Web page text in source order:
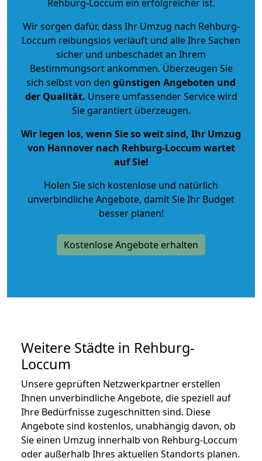
Rehburg-Loccum ein erfolgreicher ist.
Wir sorgen dafür, dass Ihr Umzug nach Rehburg-
Loccum reibungslos verläuft und alle Ihre Sachen
sicher und unbeschadet an Ihrem
Bestimmungsort ankommen. Überzeugen Sie
sich selbst von den günstigen Angeboten und
der Qualität. Unsere umfassender Service wird
Sie garantiert überzeugen.
Wir legen los, wenn Sie so weit sind, Ihr Umzug
von Hannover nach Rehburg-Loccum wartet
auf Sie!
Holen Sie sich kostenlose und natürlich
unverbindliche Angebote, damit Sie Ihr Budget
besser planen!
Kostenlose Angebote erhalten
Weitere Städte in Rehburg-
Loccum
Unsere geprüften Netzwerkpartner erstellen
Ihnen unverbindliche Angebote, die speziell auf
Ihre Bedürfnisse zugeschnitten sind. Diese
Angebote sind kostenlos, unabhängig davon, ob
Sie einen Umzug innerhalb von Rehburg-Loccum
oder außerhalb Ihres aktuellen Standorts planen.